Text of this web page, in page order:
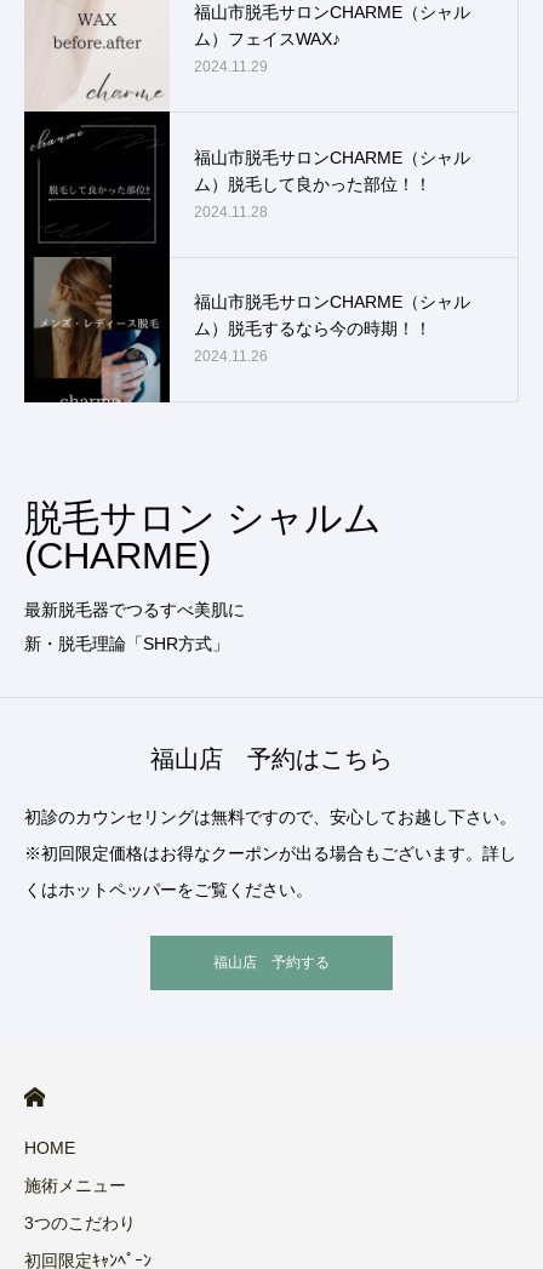
福山市脱毛サロンCHARME（シャル
ム）フェイスWAX♪
2024.11.29
福山市脱毛サロンCHARME（シャル
ム）脱毛して良かった部位！！
2024.11.28
福山市脱毛サロンCHARME（シャル
ム）脱毛するなら今の時期！！
2024.11.26
脱毛サロン シャルム
(CHARME)
最新脱毛器でつるすべ美肌に
新・脱毛理論「SHR方式」
福山店 予約はこちら
初診のカウンセリングは無料ですので、安心してお越し下さい。
※初回限定価格はお得なクーポンが出る場合もございます。詳し
くはホットペッパーをご覧ください。
福山店 予約する
HOME
施術メニュー
3つのこだわり
初回限定ｷｬﾝﾍﾟｰﾝ